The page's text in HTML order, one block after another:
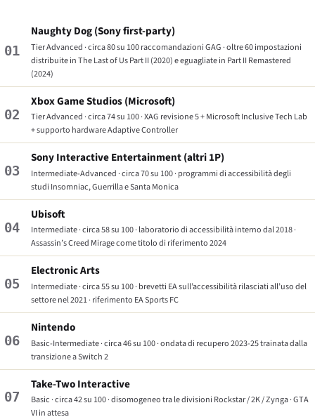
01
Naughty Dog (Sony first-party)
Tier Advanced · circa 80 su 100 raccomandazioni GAG · oltre 60 impostazioni
distribuite inThe Last of Us Part II (2020) e eguagliate in Part II Remastered
(2024)
02
Xbox Game Studios (Microsoft)
Tier Advanced · circa 74 su 100 · XAG revisione 5 + Microsoft Inclusive Tech Lab
+ supporto hardware Adaptive Controller
03
Sony Interactive Entertainment (altri 1P)
Intermediate-Advanced · circa 70 su 100 · programmi di accessibilità degli
studi Insomniac, Guerrilla e Santa Monica
04
Ubisoft
Intermediate · circa 58 su 100 · laboratorio di accessibilità interno dal 2018 ·
Assassin’s Creed Miragecome titolo di riferimento 2024
05
Electronic Arts
Intermediate · circa 55 su 100 · brevetti EA sull’accessibilità rilasciati all’uso del
settore nel 2021 · riferimento EA Sports FC
06
Nintendo
Basic-Intermediate · circa 46 su 100 · ondata di recupero 2023-25 trainata dalla
transizione a Switch 2
07
Take-Two Interactive
Basic · circa 42 su 100 · disomogeneo tra le divisioni Rockstar / 2K / Zynga ·GTA
VI in attesa